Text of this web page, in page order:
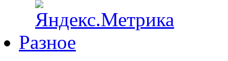
Разное